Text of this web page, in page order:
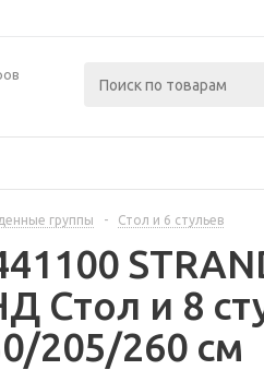
группы - Стол и 6 стульев
Стол и 8
205/260 см